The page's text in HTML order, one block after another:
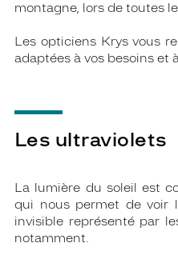
montagne, lors de toutes
Les opticiens Krys vous
adaptées à vos besoins et
Les ultraviolets
La lumière du soleil est
qui nous permet de voir
invisible représenté par
notamment.